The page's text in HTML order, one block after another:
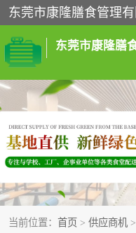
东莞市康隆膳
当前位置： 首页 > 供应商机 >
食堂承包
粮油配送
海鲜配送
调料配送